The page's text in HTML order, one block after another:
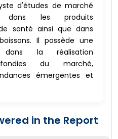
d'études de marché
dans les produits
santé ainsi que dans
Il possède une
dans la réalisation
du marché,
émergentes et
in the Report